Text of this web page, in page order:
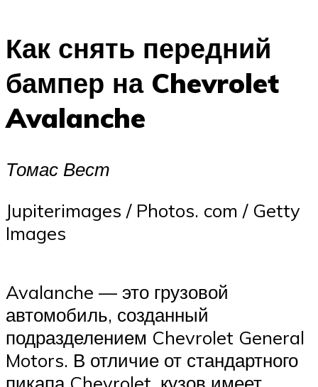
Как снять передний
бампер на Chevrolet
Avalanche
Томас Вест
Jupiterimages / Photos. com / Getty
Images
Avalanche — это грузовой
автомобиль, созданный
подразделением Chevrolet General
Motors. В отличие от стандартного